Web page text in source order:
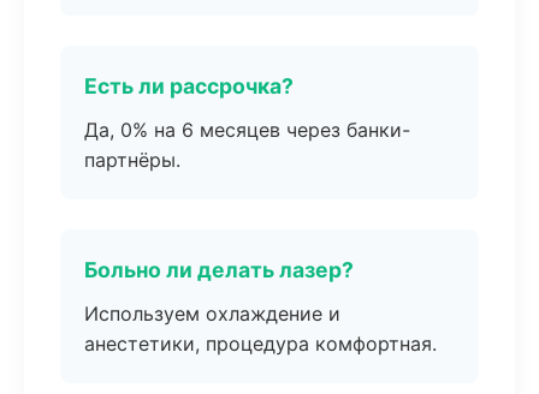
Есть ли рассрочка?
Да, 0% на 6 месяцев через банки-
партнёры.
Больно ли делать лазер?
Используем охлаждение и
анестетики, процедура комфортная.